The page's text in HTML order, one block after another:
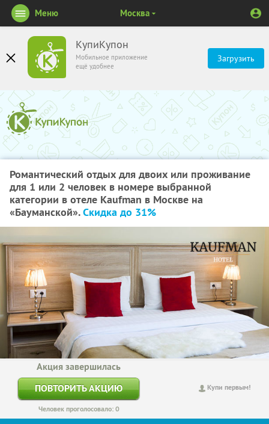
КупиКупон
Мобильное приложение
ещё удобнее
Загрузить
Меню Москва
Романтический отдых для двоих или проживание
для 1 или 2 человек в номере выбранной
категории в отеле Kaufman в Москве на
«Бауманской».Скидка до 31%
Купи первым!
Акция завершилась
ПОВТОРИТЬ АКЦИЮ
Человек проголосовало: 0